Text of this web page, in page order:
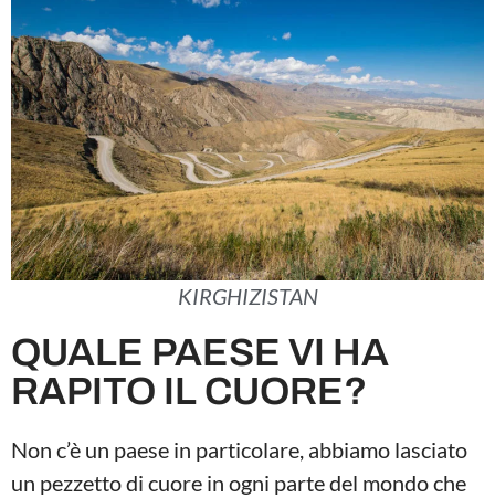
KIRGHIZISTAN
QUALE PAESE VI HA
RAPITO IL CUORE?
Non c’è un paese in particolare, abbiamo lasciato
un pezzetto di cuore in ogni parte del mondo che